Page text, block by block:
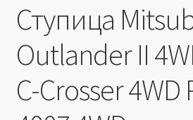
Ступица
Outlander II
C-Crosser